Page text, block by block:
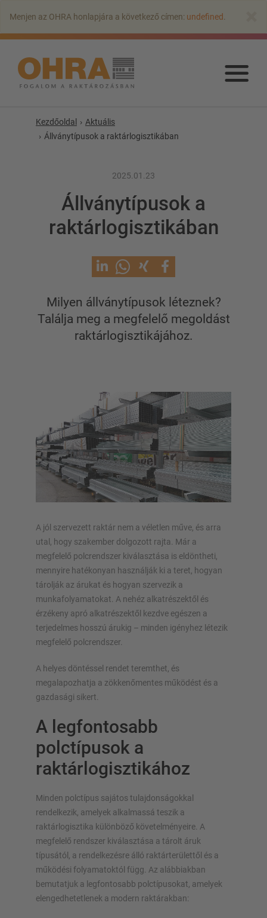
fő
Menjen az OHRA honlapjára a következő címen: undefined
Kezdőoldal
Aktuális
Állványtípusok a raktárlogisztikában
2025.01.23
Állványtípusok a
raktárlogisztikában
Milyen állványtípusok léteznek?
Találja meg a megfelelő megoldást
raktárlogisztikájához.
A jól szervezett raktár nem a véletlen műve, és arra
utal, hogy szakember dolgozott rajta. Már a
megfelelő polcrendszer kiválasztása is eldöntheti,
mennyire hatékonyan használják ki a teret, hogyan
tárolják az árukat és hogyan szervezik a
munkafolyamatokat. A nehéz alkatrészektől és
érzékeny apró alkatrészektől kezdve egészen a
terjedelmes hosszú árukig – minden igényhez létezik
megfelelő polcrendszer.
A helyes döntéssel rendet teremthet, és
megalapozhatja a zökkenőmentes működést és a
gazdasági sikert.
A legfontosabb
polctípusok a
raktárlogisztikához
Minden polctípus sajátos tulajdonságokkal
rendelkezik, amelyek alkalmassá teszik a
raktárlogisztika különböző követelményeire. A
megfelelő rendszer kiválasztása a tárolt áruk
típusától, a rendelkezésre álló raktárterülettől és a
működési folyamatoktól függ. Az alábbiakban
bemutatjuk a legfontosabb polctípusokat, amelyek
elengedhetetlenek a modern raktárakban:
Karos állvány tetővel
Egyoldalas karos állvány
Kétoldalas karos állvány
Karos állvány szálanyaghoz
ÁLLVÁNYRENDSZEREK
Raklapos állvány
Mobil állványrendszerek
Automata raktári megoldások
Függőleges állványrendszer
Tervezze meg egyedileg állványrendszerét
konfigurátorainkkal
Polc konfigurálása most